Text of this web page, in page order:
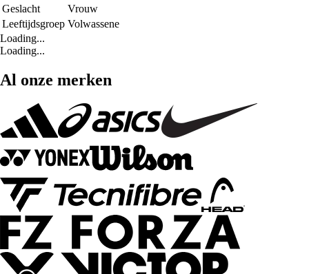
Geslacht
Vrouw
Leeftijdsgroep Volwassene
Loading...
Loading...
Al onze merken